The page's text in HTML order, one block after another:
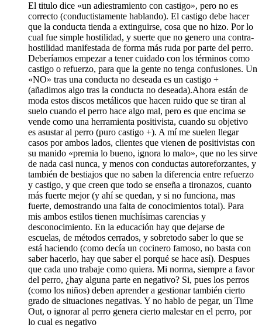
El titulo dice «un adiestramiento con castigo», pero no es
correcto (conductistamente hablando). El castigo debe hacer
que la conducta tienda a extinguirse, cosa que no hizo. Por lo
cual fue simple hostilidad, y suerte que no genero una contra-
hostilidad manifestada de forma más ruda por parte del perro.
Deberíamos empezar a tener cuidado con los términos como
castigo o refuerzo, para que la gente no tenga confusiones. Un
«NO» tras una conducta no deseada es un castigo +
(añadimos algo tras la conducta no deseada).Ahora están de
moda estos discos metálicos que hacen ruido que se tiran al
suelo cuando el perro hace algo mal, pero es que encima se
vende como una herramienta positivista, cuando su objetivo
es asustar al perro (puro castigo +). A mí me suelen llegar
casos por ambos lados, clientes que vienen de positivistas con
su manido «premia lo bueno, ignora lo malo», que no les sirve
de nada casi nunca, y menos con conductas autoreforzantes, y
también de bestiajos que no saben la diferencia entre refuerzo
y castigo, y que creen que todo se enseña a tironazos, cuanto
más fuerte mejor (y ahí se quedan, y si no funciona, mas
fuerte, demostrando una falta de conocimientos total). Para
mis ambos estilos tienen muchísimas carencias y
desconocimiento. En la educación hay que dejarse de
escuelas, de métodos cerrados, y sobretodo saber lo que se
está haciendo (como decía un cocinero famoso, no basta con
saber hacerlo, hay que saber el porqué se hace así). Despues
que cada uno trabaje como quiera. Mi norma, siempre a favor
del perro, ¿hay alguna parte en negativo? Si, pues los perros
(como los niños) deben aprender a gestionar también cierto
grado de situaciones negativas. Y no hablo de pegar, un Time
Out, o ignorar al perro genera cierto malestar en el perro, por
lo cual es negativo